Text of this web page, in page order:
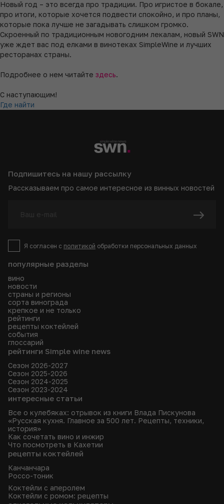
Новый год – это всегда про традиции. Про игристое в бокале,
про итоги, которые хочется подвести спокойно, и про планы,
которые пока лучше не загадывать слишком громко.
Скроенный по традиционным новогодним лекалам, новый SWN
уже ждет вас под елками в винотеках SimpleWine и лучших
ресторанах страны.
Подробнее о нем читайте здесь.
С наступающим!
Где найти
популярные разделы
вино
новости
страны и регионы
сорта винограда
крепкое и не только
рейтинги
рецепты коктейлей
события
глоссарий
рейтинги Simple wine news
Сезон 2026-2027
Сезон 2025-2026
Сезон 2024-2025
Сезон 2023-2024
интересные статьи
Все о кулебяках: отрывок из книги Влада Пискунова
«Русская кухня. Главное за 500 лет. Рецепты, техники,
история»
Как сочетать вино и инжир
Что посмотреть в Кахетии
рецепты коктейлей
Канчанчара
Россо-тоник
Коктейли с аперолем
Коктейли с ромом: рецепты
Подпишитесь на нашу рассылку
Рассказываем про самое интересное из винных новостей
Я согласен с политикой обработки персональных данных